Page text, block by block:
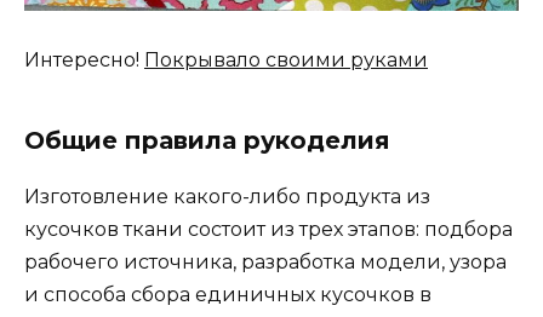
Интересно! Покрывало своими руками
Общие правила рукоделия
Изготовление какого-либо продукта из
кусочков ткани состоит из трех этапов: подбора
рабочего источника, разработка модели, узора
и способа сбора единичных кусочков в